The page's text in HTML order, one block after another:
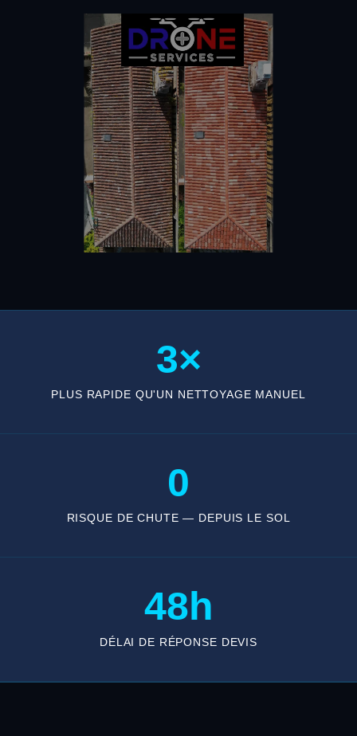
3×
PLUS RAPIDE QU'UN NETTOYAGE MANUEL
0
RISQUE DE CHUTE — DEPUIS LE SOL
48h
DÉLAI DE RÉPONSE DEVIS